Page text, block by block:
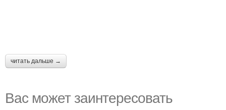
читать дальше →
Вас может заинтересовать